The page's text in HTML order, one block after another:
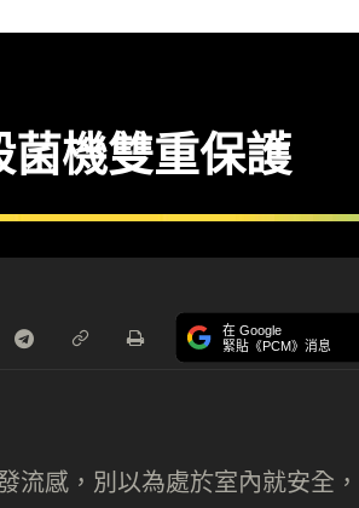
機雙重保護
在 Google
緊貼《PCM》消息
流感，別以為處於室內就安全，